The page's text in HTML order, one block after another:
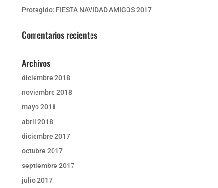
Protegido: FIESTA NAVIDAD AMIGOS 2017
Comentarios recientes
Archivos
diciembre 2018
noviembre 2018
mayo 2018
abril 2018
diciembre 2017
octubre 2017
septiembre 2017
julio 2017